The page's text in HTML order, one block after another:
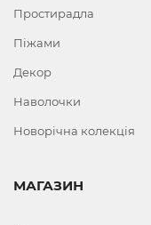
Простирадла
Піжами
Декор
Наволочки
Новорічна колекція
МАГАЗИН